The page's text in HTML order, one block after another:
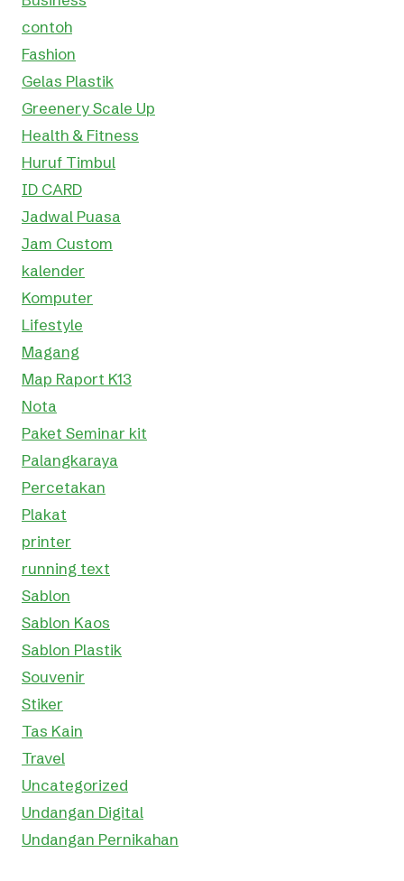
contoh
Fashion
Gelas Plastik
Greenery Scale Up
Health & Fitness
Huruf Timbul
ID CARD
Jadwal Puasa
Jam Custom
kalender
Komputer
Lifestyle
Magang
Map Raport K13
Nota
Paket Seminar kit
Palangkaraya
Percetakan
Plakat
printer
running text
Sablon
Sablon Kaos
Sablon Plastik
Souvenir
Stiker
Tas Kain
Travel
Uncategorized
Undangan Digital
Undangan Pernikahan